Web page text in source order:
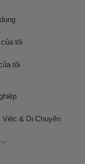
tôi
tôi
Việc & Di Chuyển